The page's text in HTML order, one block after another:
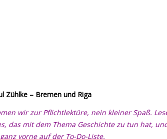
Zühlke – Bremen und Riga
wir zur Pflichtlektüre, nein kleiner Spaß.
das mit dem Thema Geschichte zu tun hat,
vorne auf der To-Do-Liste.